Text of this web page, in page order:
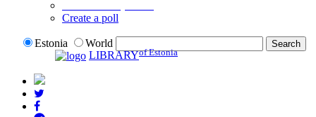
Create a poll
Estonia
World
LIBRARYof Estonia